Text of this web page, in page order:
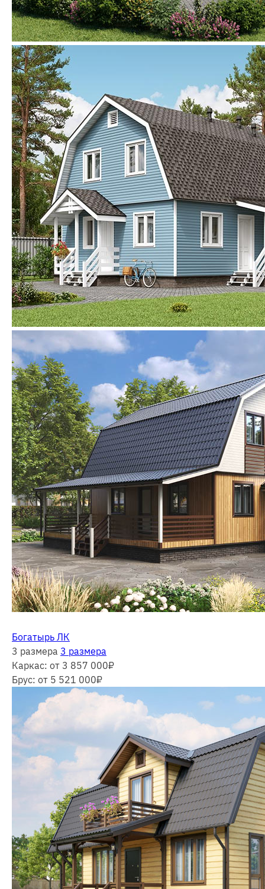
Богатырь ЛК
3 размера 3 размера
Каркас: от 3 857 000₽
Брус: от 5 521 000₽